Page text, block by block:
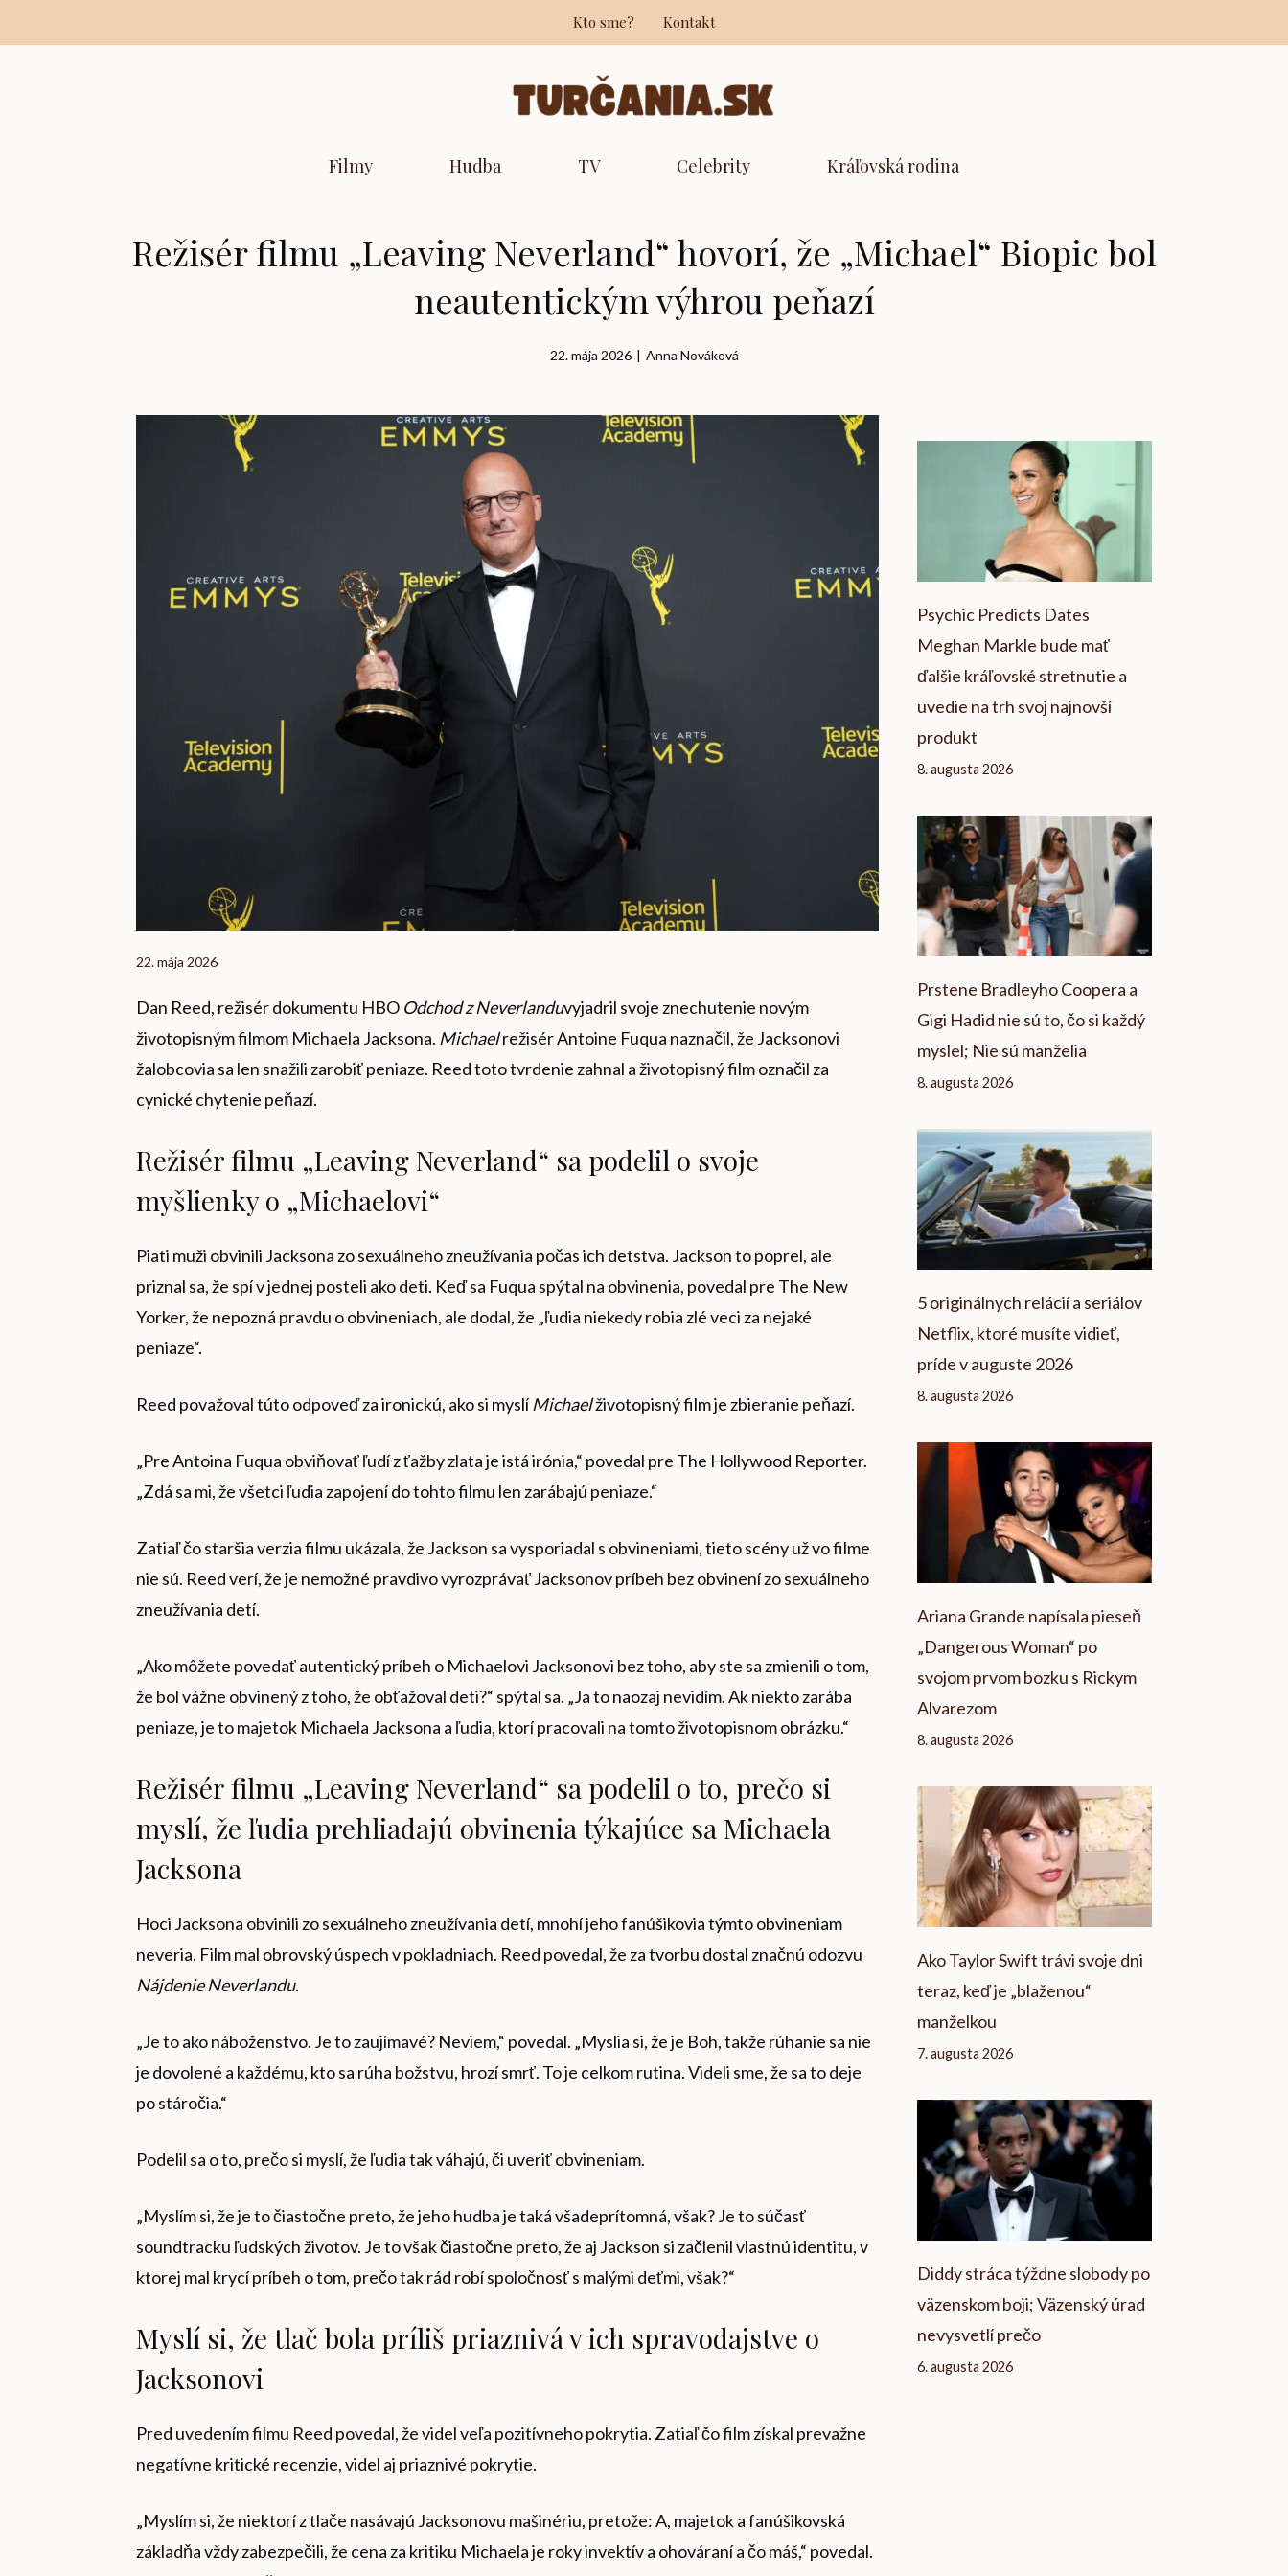
na
Kto sme? Kontakt
Filmy Hudba TV Celebrity Kráľovská rodina
Režisér filmu „Leaving Neverland“ hovorí, že „Michael“ Biopic bol
neautentickým výhrou peňazí
22. mája 2026 | Anna Nováková
22. mája 2026
Dan Reed, režisér dokumentu HBO Odchod z Neverlanduvyjadril svoje znechutenie novým
životopisným filmom Michaela Jacksona. Michaelrežisér Antoine Fuqua naznačil, že Jacksonovi
žalobcovia sa len snažili zarobiť peniaze. Reed toto tvrdenie zahnal a životopisný film označil za
cynické chytenie peňazí.
Režisér filmu „Leaving Neverland“ sa podelil o svoje
myšlienky o „Michaelovi“
Piati muži obvinili Jacksona zo sexuálneho zneužívania počas ich detstva. Jackson to poprel, ale
priznal sa, že spí v jednej posteli ako deti. Keď sa Fuqua spýtal na obvinenia, povedal pre The New
Yorker, že nepozná pravdu o obvineniach, ale dodal, že „ľudia niekedy robia zlé veci za nejaké
peniaze“.
Reed považoval túto odpoveď za ironickú, ako si myslíMichaelživotopisný film je zbieranie peňazí.
„Pre Antoina Fuqua obviňovať ľudí z ťažby zlata je istá irónia,“ povedal pre The Hollywood Reporter.
„Zdá sa mi, že všetci ľudia zapojení do tohto filmu len zarábajú peniaze.“
Zatiaľ čo staršia verzia filmu ukázala, že Jackson sa vysporiadal s obvineniami, tieto scény už vo filme
nie sú. Reed verí, že je nemožné pravdivo vyrozprávať Jacksonov príbeh bez obvinení zo sexuálneho
zneužívania detí.
„Ako môžete povedať autentický príbeh o Michaelovi Jacksonovi bez toho, aby ste sa zmienili o tom,
že bol vážne obvinený z toho, že obťažoval deti?“ spýtal sa. „Ja to naozaj nevidím. Ak niekto zarába
peniaze, je to majetok Michaela Jacksona a ľudia, ktorí pracovali na tomto životopisnom obrázku.“
Režisér filmu „Leaving Neverland“ sa podelil o to, prečo si
myslí, že ľudia prehliadajú obvinenia týkajúce sa Michaela
Jacksona
Hoci Jacksona obvinili zo sexuálneho zneužívania detí, mnohí jeho fanúšikovia týmto obvineniam
neveria. Film mal obrovský úspech v pokladniach. Reed povedal, že za tvorbu dostal značnú odozvu
Nájdenie Neverlandu.
„Je to ako náboženstvo. Je to zaujímavé? Neviem,“ povedal. „Myslia si, že je Boh, takže rúhanie sa nie
je dovolené a každému, kto sa rúha božstvu, hrozí smrť. To je celkom rutina. Videli sme, že sa to deje
po stáročia.“
Podelil sa o to, prečo si myslí, že ľudia tak váhajú, či uveriť obvineniam.
„Myslím si, že je to čiastočne preto, že jeho hudba je taká všadeprítomná, však? Je to súčasť
soundtracku ľudských životov. Je to však čiastočne preto, že aj Jackson si začlenil vlastnú identitu, v
ktorej mal krycí príbeh o tom, prečo tak rád robí spoločnosť s malými deťmi, však?“
Myslí si, že tlač bola príliš priaznivá v ich spravodajstve o
Jacksonovi
Pred uvedením filmu Reed povedal, že videl veľa pozitívneho pokrytia. Zatiaľ čo film získal prevažne
negatívne kritické recenzie, videl aj priaznivé pokrytie.
„Myslím si, že niektorí z tlače nasávajú Jacksonovu mašinériu, pretože: A, majetok a fanúšikovská
základňa vždy zabezpečili, že cena za kritiku Michaela je roky invektív a ohováraní a čo máš,“ povedal.
Psychic Predicts Dates
Meghan Markle bude mať
ďalšie kráľovské stretnutie a
uvedie na trh svoj najnovší
produkt
8. augusta 2026
Prstene Bradleyho Coopera a
Gigi Hadid nie sú to, čo si každý
myslel; Nie sú manželia
8. augusta 2026
5 originálnych relácií a seriálov
Netflix, ktoré musíte vidieť,
príde v auguste 2026
8. augusta 2026
Ariana Grande napísala pieseň
„Dangerous Woman“ po
svojom prvom bozku s Rickym
Alvarezom
8. augusta 2026
Ako Taylor Swift trávi svoje dni
teraz, keď je „blaženou“
manželkou
7. augusta 2026
Diddy stráca týždne slobody po
väzenskom boji; Väzenský úrad
nevysvetlí prečo
6. augusta 2026